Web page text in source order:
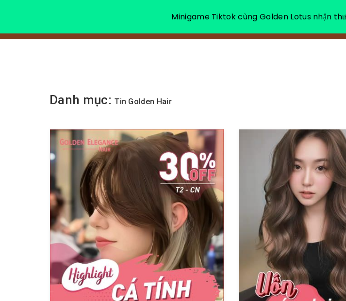
VỀ CHÚNG TÔI
Danh mục:Tin Golden Hair
Minigame Tiktok cùng Golden Lotus nhận